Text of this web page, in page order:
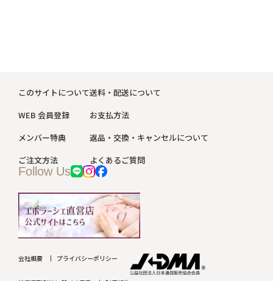
このサイトについて
WEB 会員登録
メンバー特典
ご注文方法
送料・配送について
お支払方法
返品・交換・キャンセルについて
よくあるご質問
Follow Us
会社概要 プライバシーポリシー